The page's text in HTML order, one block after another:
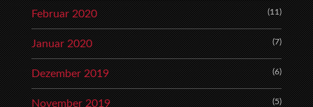
Februar 2020 (11)
Januar 2020 (7)
Dezember 2019 (6)
November 2019 (5)